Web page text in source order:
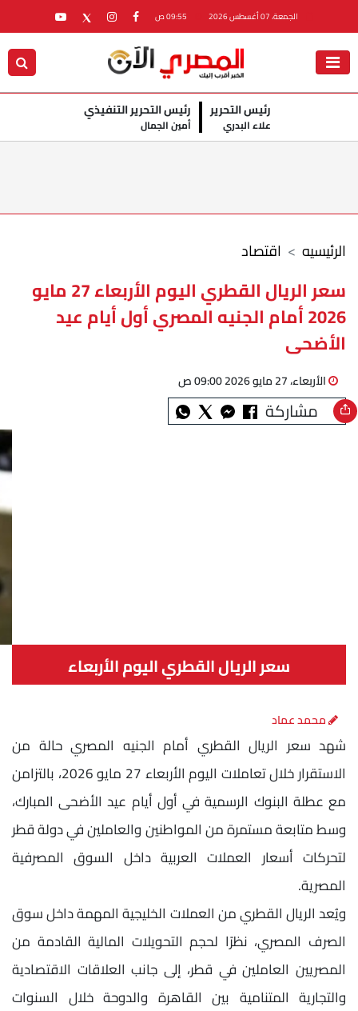
الجمعة، 07 أغسطس 2026
رئيس التحرير
علاء البدري
رئيس التحرير التنفيذي
أمين الجمال
اقتصاد الرئيسيه
سعر الريال القطري اليوم الأربعاء 27 مايو
2026 أمام الجنيه المصري أول أيام عيد
الأضحى
الأربعاء، 27 مايو 2026 09:00 ص
مشاركة
سعر الريال القطري اليوم الأربعاء
محمد عماد
شهد سعر الريال القطري أمام الجنيه المصري حالة من
الاستقرار خلال تعاملات اليوم الأربعاء 27 مايو 2026، بالتزامن
مع عطلة البنوك الرسمية في أول أيام عيد الأضحى المبارك،
وسط متابعة مستمرة من المواطنين والعاملين في دولة قطر
لتحركات أسعار العملات العربية داخل السوق المصرفية
المصرية.
ويُعد الريال القطري من العملات الخليجية المهمة داخل سوق
الصرف المصري، نظرًا لحجم التحويلات المالية القادمة من
المصريين العاملين في قطر، إلى جانب العلاقات الاقتصادية
والتجارية المتنامية بين القاهرة والدوحة خلال السنوات